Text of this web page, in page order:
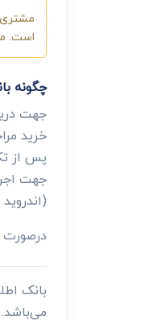
است.
چگونه
جهت
خرید
پس از
جهت
درصورت
بانک
می‌باشد.